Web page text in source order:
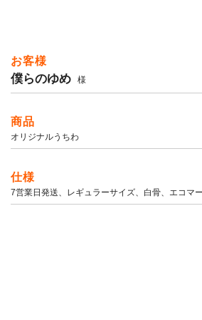
お客様
僕らのゆめ 様
商品
オリジナルうちわ
仕様
7営業日発送、レギュラーサイズ、白骨、エコマ